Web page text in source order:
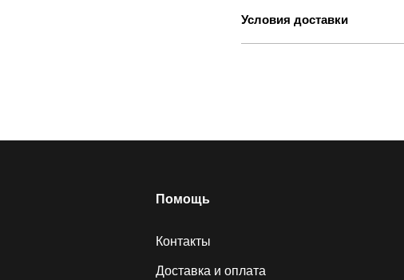
Условия доставки
Помощь
Контакты
Доставка и оплата